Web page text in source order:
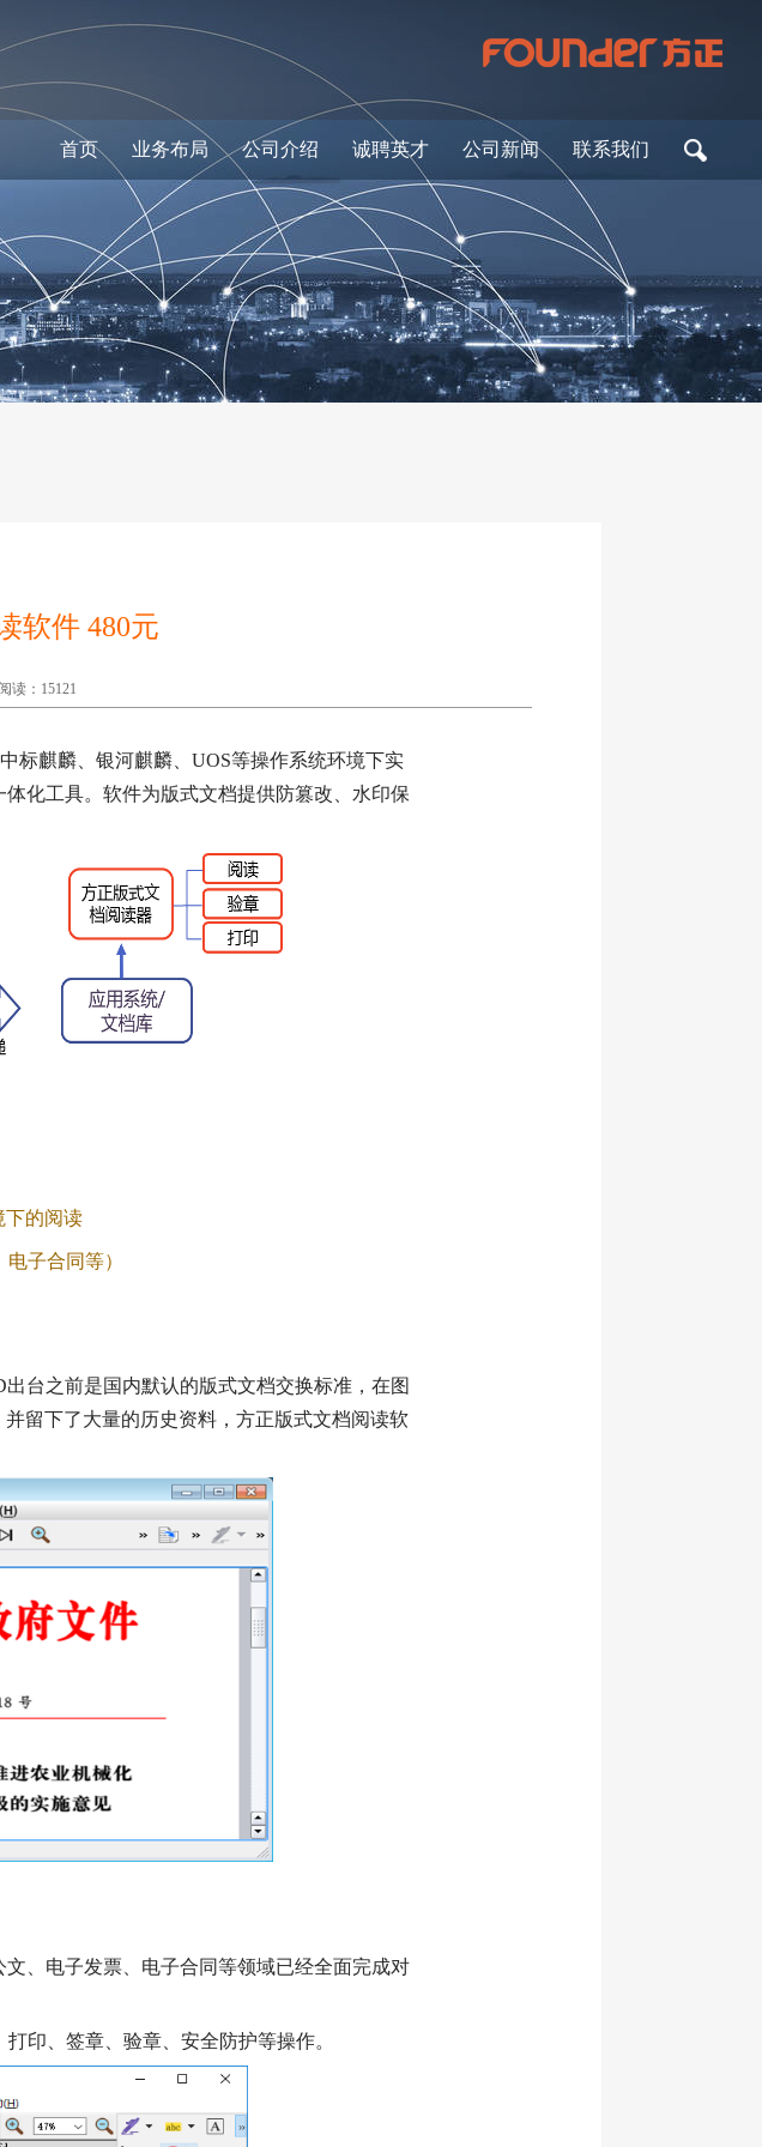
首页 业务布局 公司介绍 诚聘英才 公司新闻 联系我们
软件 480元
读：15121
标麒麟、银河麒麟、UOS等操作系统环境下实
化工具。软件为版式文档提供防篡改、水印保
下的阅读
子合同等）
台之前是国内默认的版式文档交换标准，在图
留下了大量的历史资料，方正版式文档阅读软
、电子发票、电子合同等领域已经全面完成对
印、签章、验章、安全防护等操作。